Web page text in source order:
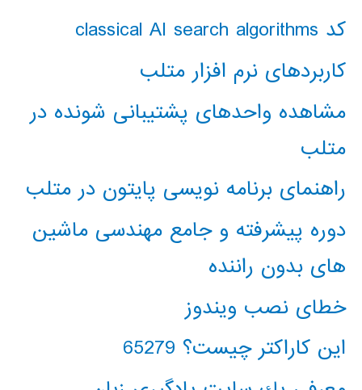
کد classical AI search algorithms
کاربردهای نرم افزار متلب
مشاهده واحدهای پشتیبانی شونده در
متلب
راهنمای برنامه نویسی پایتون در متلب
دوره پیشرفته و جامع مهندسی ماشین
های بدون راننده
خطای نصب ویندوز
این کاراکتر چیست؟ 65279